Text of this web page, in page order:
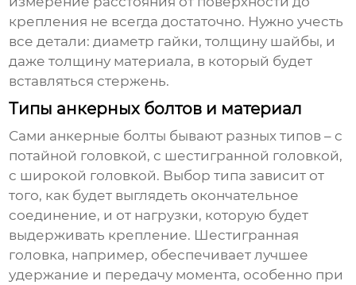
крепления не всегда достаточно. Нужно учесть
все детали: диаметр гайки, толщину шайбы, и
даже толщину материала, в который будет
вставляться стержень.
Типы анкерных болтов и материал
Сами анкерные болты бывают разных типов – с
потайной головкой, с шестигранной головкой,
с широкой головкой. Выбор типа зависит от
того, как будет выглядеть окончательное
соединение, и от нагрузки, которую будет
выдерживать крепление. Шестигранная
головка, например, обеспечивает лучшее
удержание и передачу момента, особенно при